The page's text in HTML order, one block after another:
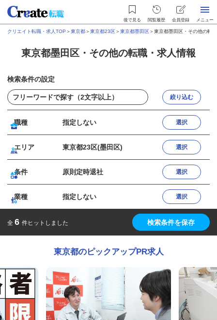
後で見る 閲覧履歴 会員登録 メニュー
クリエイト転職・求人TOP ＞東京都＞東京都23区＞東京都墨田区＞東京都墨田区・その他の転
東京都墨田区・その他の転職・求人情報
検索条件の設定
絞り込む
職種 指定しない 選択
エリア 東京都23区(墨田区) 選択
条件 原則定時退社 選択
業種 指定しない 選択
全 6 件ヒットしました 検索条件を保存
東京都のピックアップPR求人